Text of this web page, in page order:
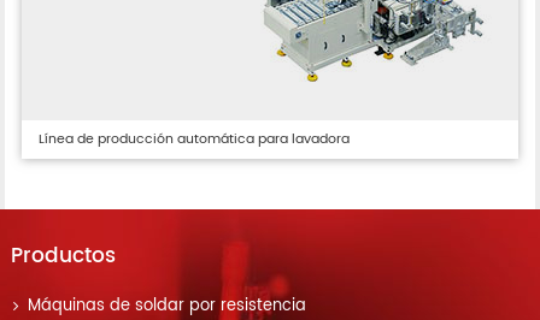
Línea de producción automática para lavadora
Productos
Máquinas de soldar por resistencia